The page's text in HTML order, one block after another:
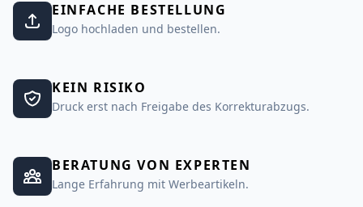
EINFACHE BESTELLUNG
Logo hochladen und bestellen.
KEIN RISIKO
Druck erst nach Freigabe des Korrekturabzugs.
BERATUNG VON EXPERTEN
Lange Erfahrung mit Werbeartikeln.